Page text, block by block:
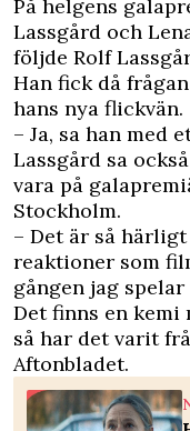
På helgens
Lassgård och
följde Rolf
Han fick då
hans nya flickvän.
– Ja, sa han med
Lassgård sa
vara på
Stockholm.
– Det är så
reaktioner som
gången jag
Det finns en kemi
så har det varit
Aftonbladet.